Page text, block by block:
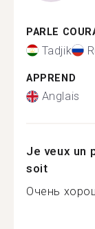
PARLE
Tadjik
APPREND
Anglais
Je veux un
soit
Очень